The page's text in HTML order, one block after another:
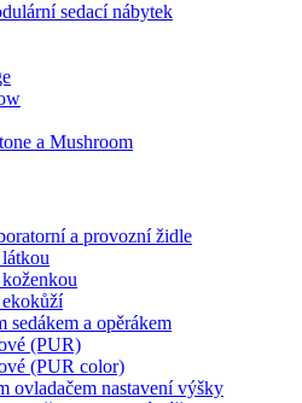
sedací nábytek
a Mushroom
a provozní židle
sedákem a opěrákem
(PUR)
(PUR color)
ovladačem nastavení výšky